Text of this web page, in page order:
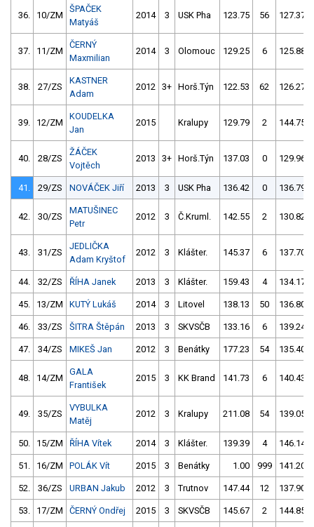
36. 10/ZM
ŠPAČEK
Matyáš
2014 3 USK Pha 123.75 56 127.37
37. 11/ZM
ČERNÝ
Maxmilian
2014 3 Olomouc 129.25 6 125.88
38. 27/ZS
KASTNER
Adam
2012 3+ Horš.Týn 122.53 62 126.27
39. 12/ZM
KOUDELKA
Jan
2015 Kralupy 129.79 2 144.75
40. 28/ZS
ŽÁČEK
Vojtěch
2013 3+ Horš.Týn 137.03 0 129.96
41. 29/ZS NOVÁČEK Jiří 2013 3 USK Pha 136.42 0 136.79
42. 30/ZS
MATUŠINEC
Petr
2012 3 Č.Kruml. 142.55 2 130.82
43. 31/ZS
JEDLIČKA
Adam Kryštof
2012 3 Klášter. 145.37 6 137.70
44. 32/ZS ŘÍHA Janek 2013 3 Klášter. 159.43 4 134.17
45. 13/ZM KUTÝ Lukáš 2014 3 Litovel 138.13 50 136.80
46. 33/ZS ŠITRA Štěpán 2013 3 SKVSČB 133.16 6 139.24
47. 34/ZS MIKEŠ Jan 2012 3 Benátky 177.23 54 135.40
48. 14/ZM
GALA
František
2015 3 KK Brand 141.73 6 140.43
49. 35/ZS
VYBULKA
Matěj
2012 3 Kralupy 211.08 54 139.05
50. 15/ZM ŘÍHA Vítek 2014 3 Klášter. 139.39 4 146.14
51. 16/ZM POLÁK Vít 2015 3 Benátky 1.00 999 141.20
52. 36/ZS URBAN Jakub 2012 3 Trutnov 147.44 12 137.90
53. 17/ZM ČERNÝ Ondřej 2015 3 SKVSČB 145.67 2 144.85